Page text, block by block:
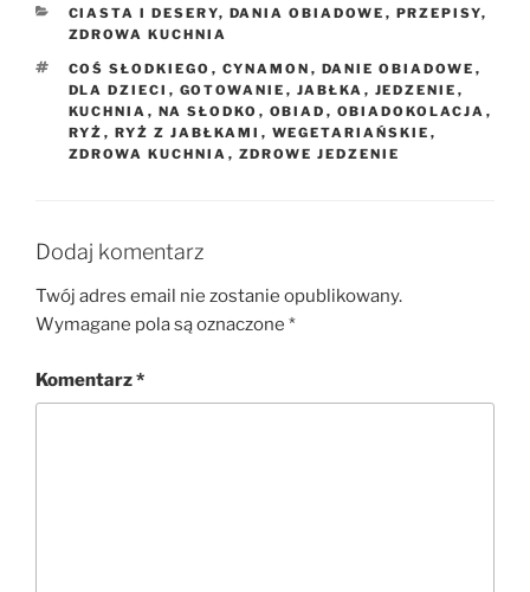
KATEGORIE
CIASTA I DESERY, DANIA OBIADOWE , PRZEPISY,
ZDROWA KUCHNIA
TAGI
COŚ SŁODKIEGO , CYNAMON , DANIE OBIADOWE ,
DLA DZIECI , GOTOWANIE , JABŁKA , JEDZENIE ,
KUCHNIA , NA SŁODKO , OBIAD , OBIADOKOLACJA ,
RYŻ , RYŻ Z JABŁKAMI , WEGETARIAŃSKIE ,
ZDROWA KUCHNIA , ZDROWE JEDZENIE
Dodaj komentarz
Twój adres email nie zostanie opublikowany.
Wymagane pola są oznaczone *
Komentarz*